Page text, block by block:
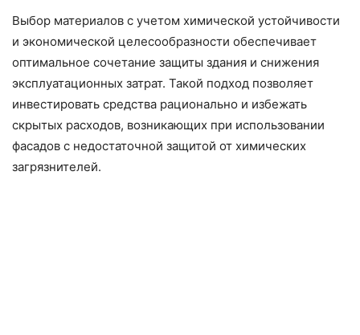
Выбор материалов с учетом химической устойчивости
и экономической целесообразности обеспечивает
оптимальное сочетание защиты здания и снижения
эксплуатационных затрат. Такой подход позволяет
инвестировать средства рационально и избежать
скрытых расходов, возникающих при использовании
фасадов с недостаточной защитой от химических
загрязнителей.